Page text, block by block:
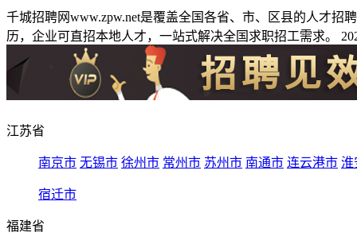
千城招聘网www.zpw.net是覆盖全国各省、市、区县的人才
历，企业可直招本地人才，一站式解决全国求职招工需求。
江苏省
南京市 无锡市 徐州市 常州市 苏州市 南通市 连云港市 淮
宿迁市
福建省